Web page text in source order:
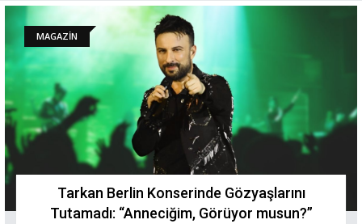
MAGAZİN
Tarkan Berlin Konserinde Gözyaşlarını
Tutamadı: “Anneciğim, Görüyor musun?”